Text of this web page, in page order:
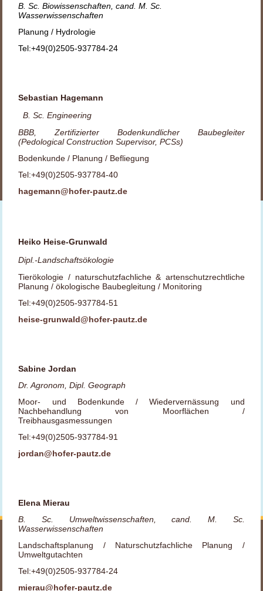
B. Sc. Biowissenschaften, cand. M. Sc.
Wasserwissenschaften
Planung / Hydrologie
Tel:+49(0)2505-937784-24
Sebastian Hagemann
B. Sc. Engineering
BBB, Zertifizierter Bodenkundlicher Baubegleiter
(Pedological Construction Supervisor, PCSs)
Bodenkunde / Planung / Befliegung
Tel:+49(0)2505-937784-40
hagemann@hofer-pautz.de
Heiko Heise-Grunwald
Dipl.-Landschaftsökologie
Tierökologie / naturschutzfachliche & artenschutzrechtliche
Planung / ökologische Baubegleitung / Monitoring
Tel:+49(0)2505-937784-51
heise-grunwald@hofer-pautz.de
Sabine Jordan
Dr. Agronom, Dipl. Geograph
Moor- und Bodenkunde / Wiedervernässung und
Nachbehandlung von Moorflächen /
Treibhausgasmessungen
Tel:+49(0)2505-937784-91
jordan@hofer-pautz.de
Elena Mierau
B. Sc. Umweltwissenschaften, cand. M. Sc.
Wasserwissenschaften
Landschaftsplanung / Naturschutzfachliche Planung /
Umweltgutachten
Tel:+49(0)2505-937784-24
mierau@hofer-pautz.de